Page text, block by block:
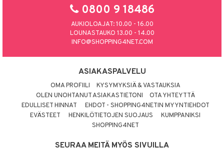
0800 9 18486
AUKIOLOAJAT: 10.00 - 16.00
LOUNASTAUKO 13.00 - 14.00
INFO@SHOPPING4NET.COM
ASIAKASPALVELU
OMA PROFIILI
KYSYMYKSIÄ & VASTAUKSIA
OLEN UNOHTANUT ASIAKASTIETONI
OTA YHTEYTTÄ
EDULLISET HINNAT
EHDOT - SHOPPING4NETIN MYYNTIEHDOT
EVÄSTEET
HENKILÖTIETOJEN SUOJAUS
KUMPPANIKSI
SHOPPING4NET
SEURAA MEITÄ MYÖS SIVUILLA